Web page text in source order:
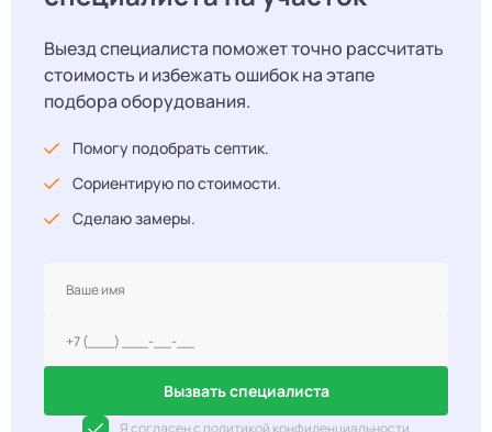
Выезд специалиста поможет точно рассчитать
стоимость и избежать ошибок на этапе
подбора оборудования.
Помогу подобрать септик.
Сориентирую по стоимости.
Сделаю замеры.
Вызвать специалиста
Я согласен с политикой конфиденциальности